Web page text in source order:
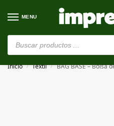
MENU
⚠️ Estamos en pruebas.
Inicio / Textil / BAG BASE – Bolsa de